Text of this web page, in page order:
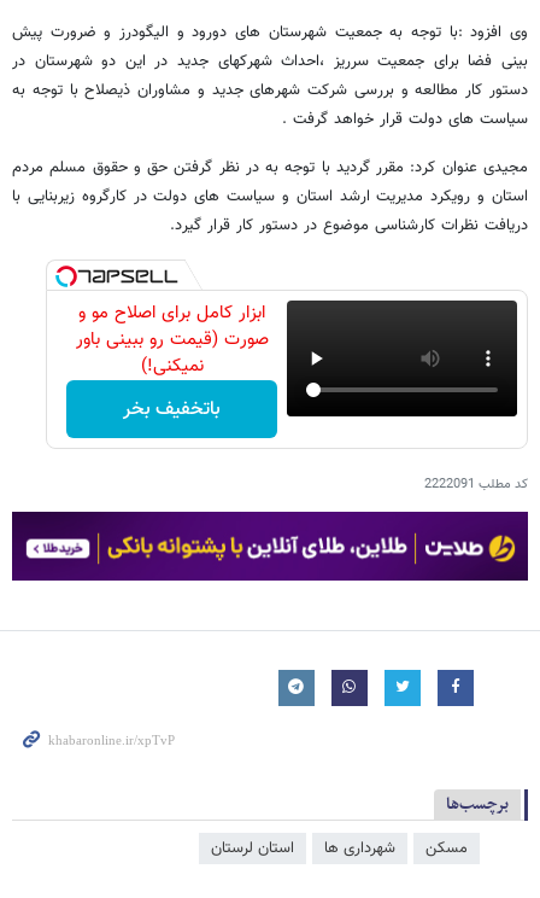
وی افزود :با توجه به جمعیت شهرستان های دورود و الیگودرز و ضرورت پیش
بینی فضا برای جمعیت سرریز ،احداث شهرکهای جدید در این دو شهرستان در
دستور کار مطالعه و بررسی شرکت شهرهای جدید و مشاوران ذیصلاح با توجه به
سیاست های دولت قرار خواهد گرفت .
مجیدی عنوان کرد: مقرر گردید با توجه به در نظر گرفتن حق و حقوق مسلم مردم
استان و رویکرد مدیریت ارشد استان و سیاست های دولت در کارگروه زیربنایی با
دریافت نظرات کارشناسی موضوع در دستور کار قرار گیرد.
ابزار کامل برای اصلاح مو و
صورت (قیمت رو ببینی باور
نمیکنی!)
باتخفیف بخر
کد مطلب 2222091
برچسب‌ها
مسکن شهرداری ها استان لرستان